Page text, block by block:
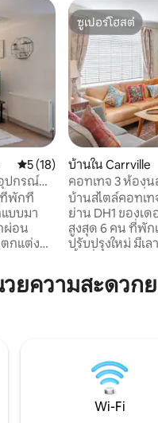
คะแนนเฉลี่ย 5 จาก 5, 18 รีวิว
5 (18)
ปกรณ์
ที่พักที่
บบมา
ผ่อน
กแต่งที่
กสิ่งที่
กังวล ไม่
นเดอร์
กษ์
นอาหาร
ซูเปอร์โฮสต์
ซูเปอร์โฮสต์
บ้านใน Carrville
คอทเทจ 3 ห้อง
พักได้ 6 ท่าน|ที่จ
บ้านสไตล์คอทเ
ย่าน DH1 ของเ
สูงสุด 6 คน ที่พัก
ปรับปรุงใหม่ มีเ
ห้องน้ำสไตล์ร่ว
นอนขนาดคิงไซ
ศูนย์การค้า เหมาะสำหรับการพักผ่อนใน
เมือง การเข้าพั
เยี่ยมชมมหาวิทย
ยความสะดวก
Wi-Fi